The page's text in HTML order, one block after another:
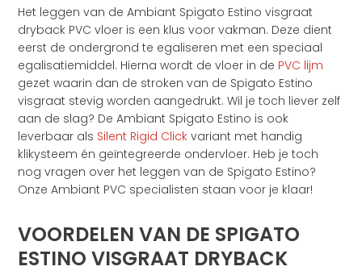
Het leggen van de Ambiant Spigato Estino visgraat
dryback PVC vloer is een klus voor vakman. Deze dient
eerst de ondergrond te egaliseren met een speciaal
egalisatiemiddel. Hierna wordt de vloer in de PVC lijm
gezet waarin dan de stroken van de Spigato Estino
visgraat stevig worden aangedrukt. Wil je toch liever zelf
aan de slag? De Ambiant Spigato Estino is ook
leverbaar als Silent Rigid Click variant met handig
klikysteem én geïntegreerde ondervloer. Heb je toch
nog vragen over het leggen van de Spigato Estino?
Onze Ambiant PVC specialisten staan voor je klaar!
VOORDELEN VAN DE SPIGATO
ESTINO VISGRAAT DRYBACK